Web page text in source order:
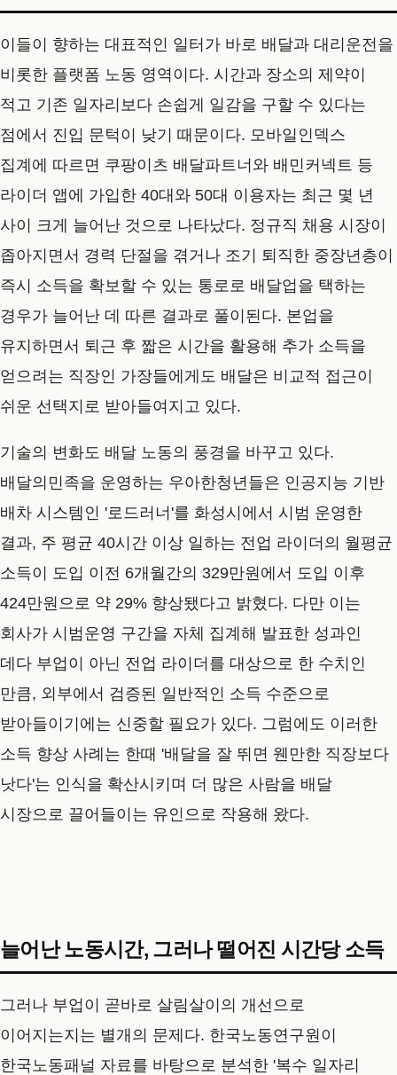
이들이 향하는 대표적인 일터가 바로 배달과 대리운전을
비롯한 플랫폼 노동 영역이다. 시간과 장소의 제약이
적고 기존 일자리보다 손쉽게 일감을 구할 수 있다는
점에서 진입 문턱이 낮기 때문이다. 모바일인덱스
집계에 따르면 쿠팡이츠 배달파트너와 배민커넥트 등
라이더 앱에 가입한 40대와 50대 이용자는 최근 몇 년
사이 크게 늘어난 것으로 나타났다. 정규직 채용 시장이
좁아지면서 경력 단절을 겪거나 조기 퇴직한 중장년층이
즉시 소득을 확보할 수 있는 통로로 배달업을 택하는
경우가 늘어난 데 따른 결과로 풀이된다. 본업을
유지하면서 퇴근 후 짧은 시간을 활용해 추가 소득을
얻으려는 직장인 가장들에게도 배달은 비교적 접근이
쉬운 선택지로 받아들여지고 있다.
기술의 변화도 배달 노동의 풍경을 바꾸고 있다.
배달의민족을 운영하는 우아한청년들은 인공지능 기반
배차 시스템인 '로드러너'를 화성시에서 시범 운영한
결과, 주 평균 40시간 이상 일하는 전업 라이더의 월평균
소득이 도입 이전 6개월간의 329만원에서 도입 이후
424만원으로 약 29% 향상됐다고 밝혔다. 다만 이는
회사가 시범운영 구간을 자체 집계해 발표한 성과인
데다 부업이 아닌 전업 라이더를 대상으로 한 수치인
만큼, 외부에서 검증된 일반적인 소득 수준으로
받아들이기에는 신중할 필요가 있다. 그럼에도 이러한
소득 향상 사례는 한때 '배달을 잘 뛰면 웬만한 직장보다
낫다'는 인식을 확산시키며 더 많은 사람을 배달
시장으로 끌어들이는 유인으로 작용해 왔다.
늘어난 노동시간, 그러나 떨어진 시간당 소득
그러나 부업이 곧바로 살림살이의 개선으로
이어지는지는 별개의 문제다. 한국노동연구원이
한국노동패널 자료를 바탕으로 분석한 '복수 일자리